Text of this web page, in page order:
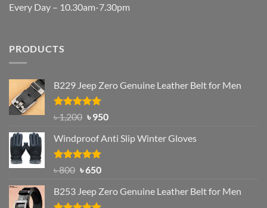
Every Day – 10.30am-7.30pm
PRODUCTS
B229 Jeep Zero Genuine Leather Belt for Men
Rated4.92
out of 5
৳1,200 Original
was:
৳ 1,200.
৳950Current
is:
Windproof Anti Slip Winter Gloves
Rated4.97
৳800 Original
was:
৳650Current
is:
B253 Jeep Zero Genuine Leather Belt for Men